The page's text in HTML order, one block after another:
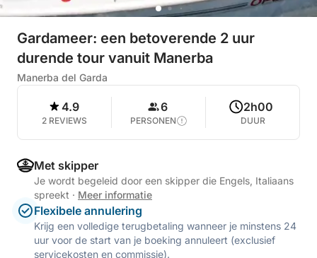
Gardameer: een betoverende 2 uur
durende tour vanuit Manerba
Manerba del Garda
4.9
2 REVIEWS
6
PERSONEN
2h00
DUUR
Met skipper
Je wordt begeleid door een skipper die Engels, Italiaans
spreekt · Meer informatie
Flexibele annulering
Krijg een volledige terugbetaling wanneer je minstens 24
uur voor de start van je boeking annuleert (exclusief
servicekosten en commissie).